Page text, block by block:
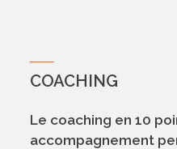
COACHING
Le coaching en 10
accompagnement